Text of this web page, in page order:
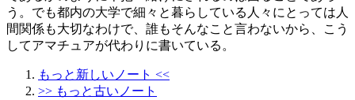
う。でも都内の大学で細々と暮らしている人々にとっては人
間関係も大切なわけで、誰もそんなこと言わないから、こう
してアマチュアが代わりに書いている。
もっと新しいノート <<
>> もっと古いノート